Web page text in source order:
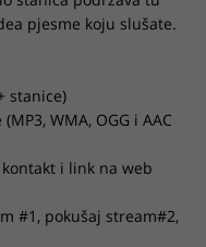
pjesme koju slušate.
stanice)
WMA, OGG i AAC
i link na web
#1, pokušaj stream#2,